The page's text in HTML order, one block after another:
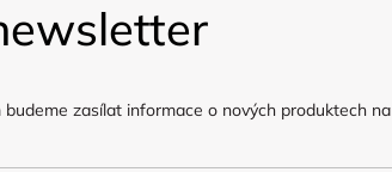
zasílat informace o nových produktech na